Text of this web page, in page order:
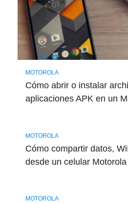
MOTOROLA
Cómo abrir o instalar
aplicaciones APK en un
MOTOROLA
Cómo compartir datos,
desde un celular
MOTOROLA